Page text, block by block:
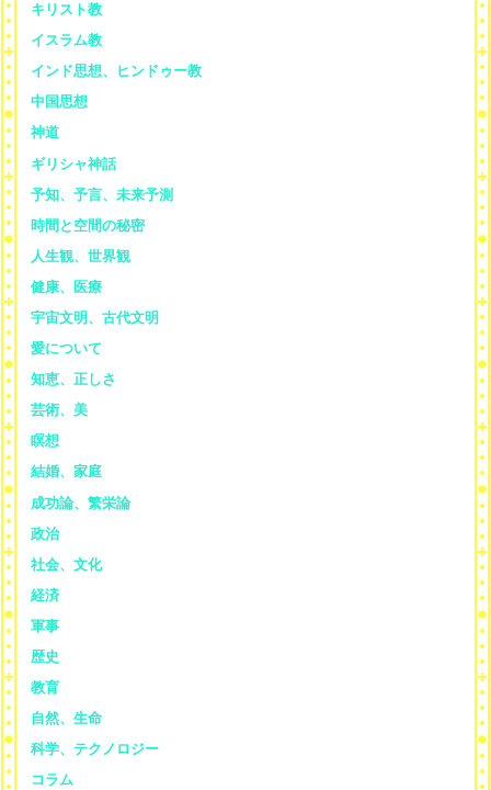
キリスト教
イスラム教
インド思想、ヒンドゥー教
中国思想
神道
ギリシャ神話
予知、予言、未来予測
時間と空間の秘密
人生観、世界観
健康、医療
宇宙文明、古代文明
愛について
知恵、正しさ
芸術、美
瞑想
結婚、家庭
成功論、繁栄論
政治
社会、文化
経済
軍事
歴史
教育
自然、生命
科学、テクノロジー
コラム